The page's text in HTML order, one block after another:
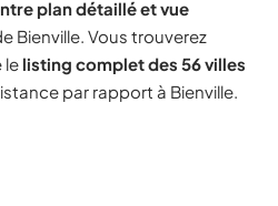
plan détaillé et vue
Bienville. Vous trouverez
le listing complet des 56 villes
par rapport à Bienville.